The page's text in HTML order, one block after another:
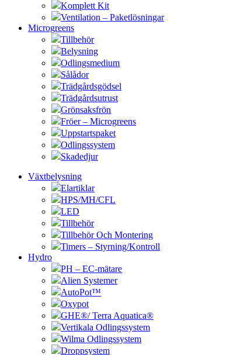
Komplett Kit
Ventilation – Paketlösningar
Microgreens
Tillbehör
Belysning
Odlingsmedium
Sålådor
Trädgårdsgödsel
Trädgårdsutrust
Grönsaksfrön
Fröer – Microgreens
Uppstartspaket
Odlingssystem
Skadedjur
Växtbelysning
Elartiklar
HPS/MH/CFL
LED
Tillbehör
Tillbehör Och Montering
Timers – Styrning/Kontroll
Hydro
PH – EC-mätare
Alien Systemer
AutoPot™
Oxypot
GHE®/ Terra Aquatica®
Vertikala Odlingssystem
Wilma Odlingssystem
Droppsystem